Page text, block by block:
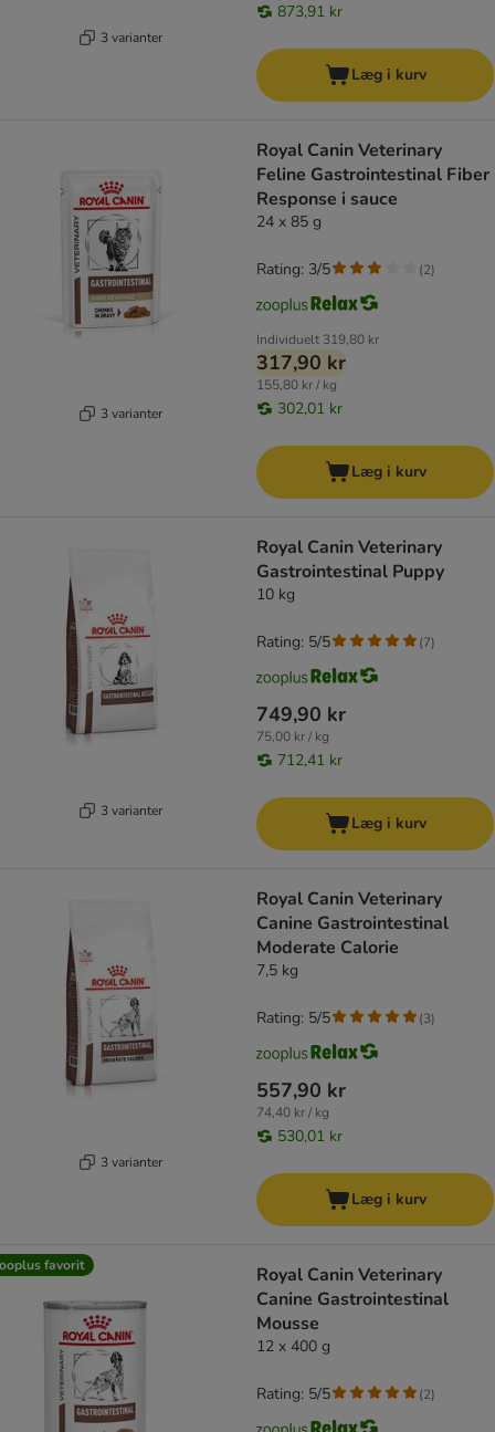
3 varianter
873,91 kr
Læg i kurv
3 varianter
Royal Canin Veterinary
Feline Gastrointestinal Fiber
Response i sauce
24 x 85 g
Individuelt 319,80 kr
317,90 kr
155,80 kr / kg
302,01 kr
Rating: 3/5 (2)
Læg i kurv
3 varianter
Royal Canin Veterinary
Gastrointestinal Puppy
10 kg
749,90 kr
75,00 kr / kg
712,41 kr
Rating: 5/5 (7)
Læg i kurv
3 varianter
Royal Canin Veterinary
Canine Gastrointestinal
Moderate Calorie
7,5 kg
557,90 kr
74,40 kr / kg
530,01 kr
Rating: 5/5 (3)
Læg i kurv
favorit
Royal Canin Veterinary
Canine Gastrointestinal
Mousse
12 x 400 g
Rating: 5/5 (2)